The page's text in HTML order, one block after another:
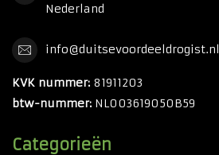
Nederland
info@duitsevoordeeldrogist.nl
KVK nummer: 81911203
btw-nummer: NL003619050B59
Categorieën